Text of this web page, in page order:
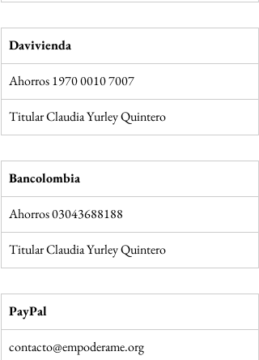
Davivienda
Ahorros 1970 0010 7007
Titular Claudia Yurley Quintero
Bancolombia
Ahorros 03043688188
Titular Claudia Yurley Quintero
PayPal
contacto@empoderame.org